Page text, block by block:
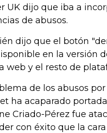
UK dijo que iba a
de abusos.
dijo que el botón
en la versión
web y el resto de
de los abusos
ha acaparado
Criado-Pérez fue
con éxito que la